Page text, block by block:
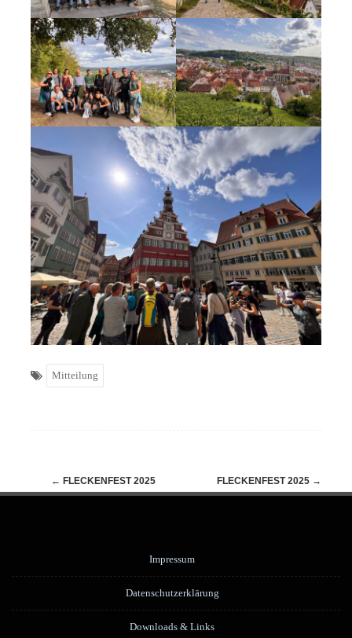
Mitteilung
Navigation
← FLECKENFEST 2025 FLECKENFEST 2025 →
Impressum
Datenschutzerklärung
Downloads & Links